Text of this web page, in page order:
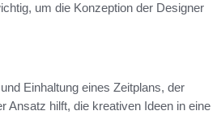
um die Konzeption der Designer
Einhaltung eines Zeitplans, der
Ansatz hilft, die kreativen Ideen in eine